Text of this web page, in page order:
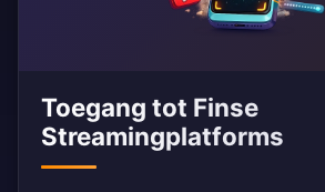
Toegang tot Finse
Streamingplatforms